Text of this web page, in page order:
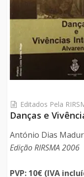
Editados Pela
Danças e
António Dias
Edição RIRSMA 2006
PVP: 10€ (IVA